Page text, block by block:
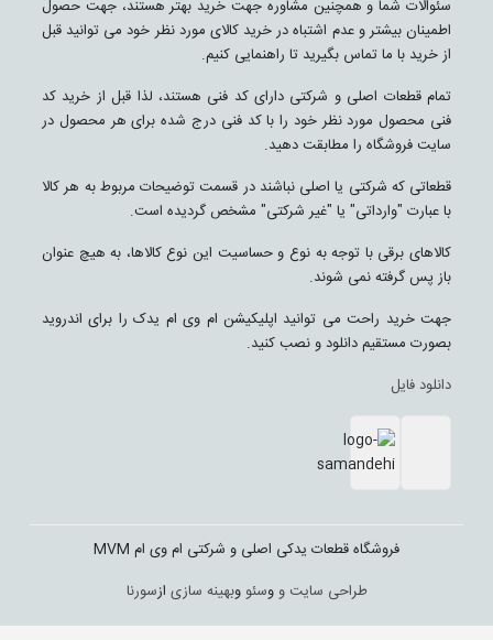
سئوالات شما و همچنین مشاوره جهت خرید بهتر هستند، جهت حصول
اطمینان بیشتر و عدم اشتباه در خرید کالای مورد نظر خود می توانید قبل
از خرید با ما تماس بگیرید تا راهنمایی کنیم.
تمام قطعات اصلی و شرکتی دارای کد فنی هستند، لذا قبل از خرید کد
فنی محصول مورد نظر خود را با کد فنی درج شده برای هر محصول در
سایت فروشگاه را مطابقت دهید.
قطعاتی که شرکتی یا اصلی نباشند در قسمت توضیحات مربوط به هر کالا
با عبارت "وارداتی" یا "غیر شرکتی" مشخص گردیده است.
کالاهای برقی با توجه به نوع و حساسیت این نوع کالاها، به هیچ عنوان
باز پس گرفته نمی شوند.
جهت خرید راحت می توانید اپلیکیشن ام وی ام یدک را برای اندروید
بصورت مستقیم دانلود و نصب کنید.
دانلود فایل
فروشگاه قطعات یدکی اصلی و شرکتی ام وی ام MVM
طراحی سایت ووسئو وبهینه سازی ازسورنا